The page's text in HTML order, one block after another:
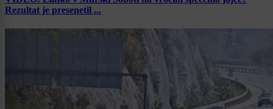
Rezultat je presenetil ...